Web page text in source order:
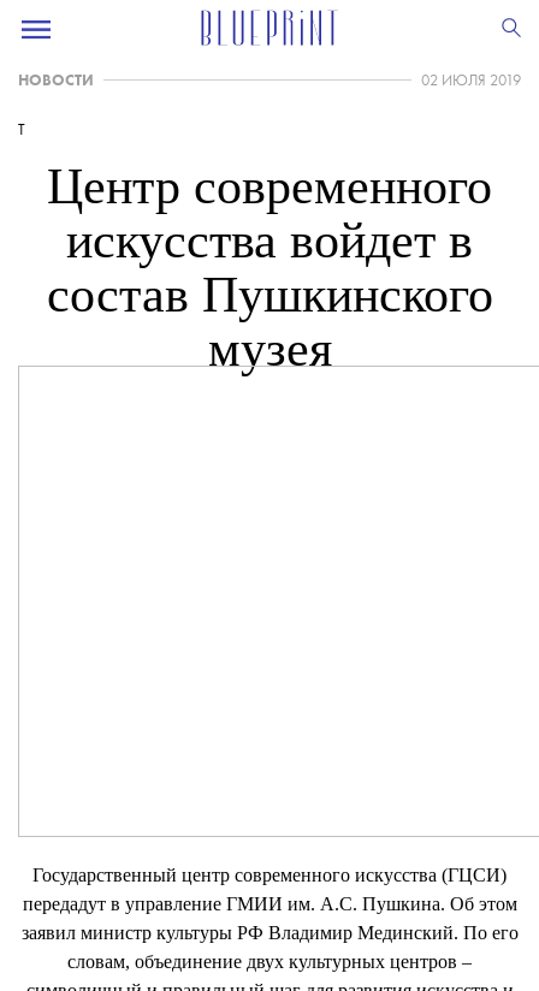
НОВОСТИ 02 ИЮЛЯ 2019
T
Центр современного
искусства войдет в
состав Пушкинского
музея
Государственный центр современного искусства (ГЦСИ)
передадут в управление ГМИИ им. А.С. Пушкина. Об этом
заявил министр культуры РФ Владимир Мединский. По его
словам, объединение двух культурных центров –